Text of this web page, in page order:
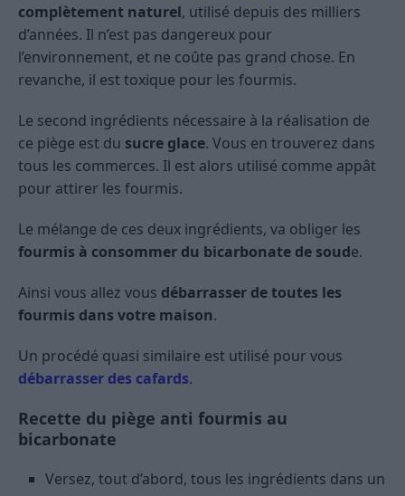
complètement naturel, utilisé depuis des milliers
d’années. Il n’est pas dangereux pour
l’environnement, et ne coûte pas grand chose. En
revanche, il est toxique pour les fourmis.
Le second ingrédients nécessaire à la réalisation de
ce piège est du sucre glace. Vous en trouverez dans
tous les commerces. Il est alors utilisé comme appât
pour attirer les fourmis.
Le mélange de ces deux ingrédients, va obliger les
fourmis à consommer du bicarbonate de soude.
Ainsi vous allez vous débarrasser de toutes les
fourmis dans votre maison.
Un procédé quasi similaire est utilisé pour vous
débarrasser des cafards.
Recette du piège anti fourmis au
bicarbonate
Versez, tout d’abord, tous les ingrédients dans un